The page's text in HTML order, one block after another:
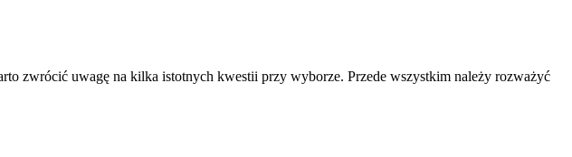
zwrócić uwagę na kilka istotnych kwestii przy wyborze. Przede wszystkim należy rozważyć